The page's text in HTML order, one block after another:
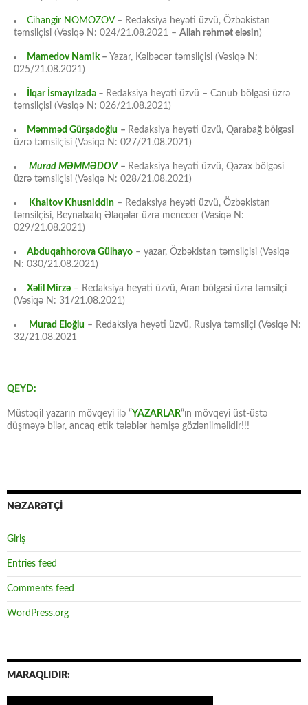
Cihangir NOMOZOV– Redaksiya heyəti üzvü, Özbəkistan
təmsilçisi (Vəsiqə N: 024/21.08.2021 – Allah rəhmət eləsin)
Mamedov Namik – Yazar, Kəlbəcər təmsilçisi (Vəsiqə N:
025/21.08.2021)
İlqar İsmayılzadə – Redaksiya heyəti üzvü – Cənub bölgəsi üzrə
təmsilçisi (Vəsiqə N: 026/21.08.2021)
Məmməd Gürşadoğlu – Redaksiya heyəti üzvü, Qarabağ bölgəsi
üzrə təmsilçisi (Vəsiqə N: 027/21.08.2021)
Murad MƏMMƏDOV – Redaksiya heyəti üzvü, Qazax bölgəsi
üzrə təmsilçisi (Vəsiqə N: 028/21.08.2021)
Khaitov Khusniddin – Redaksiya heyəti üzvü, Özbəkistan
təmsilçisi, Beynəlxalq Əlaqələr üzrə menecer (Vəsiqə N:
029/21.08.2021)
Abduqahhorova Gülhayo – yazar, Özbəkistan təmsilçisi (Vəsiqə
N: 030/21.08.2021)
Xəlil Mirzə – Redaksiya heyəti üzvü, Aran bölgəsi üzrə təmsilçi
(Vəsiqə N: 31/21.08.2021)
Murad Eloğlu – Redaksiya heyəti üzvü, Rusiya təmsilçi (Vəsiqə N:
32/21.08.2021
QEYD:
Müstəqil yazarın mövqeyi ilə “YAZARLAR“ın mövqeyi üst-üstə
düşməyə bilər, ancaq etik tələblər həmişə gözlənilməlidir!!!
NƏZARƏTÇİ
Giriş
Entries feed
Comments feed
WordPress.org
MARAQLIDIR: